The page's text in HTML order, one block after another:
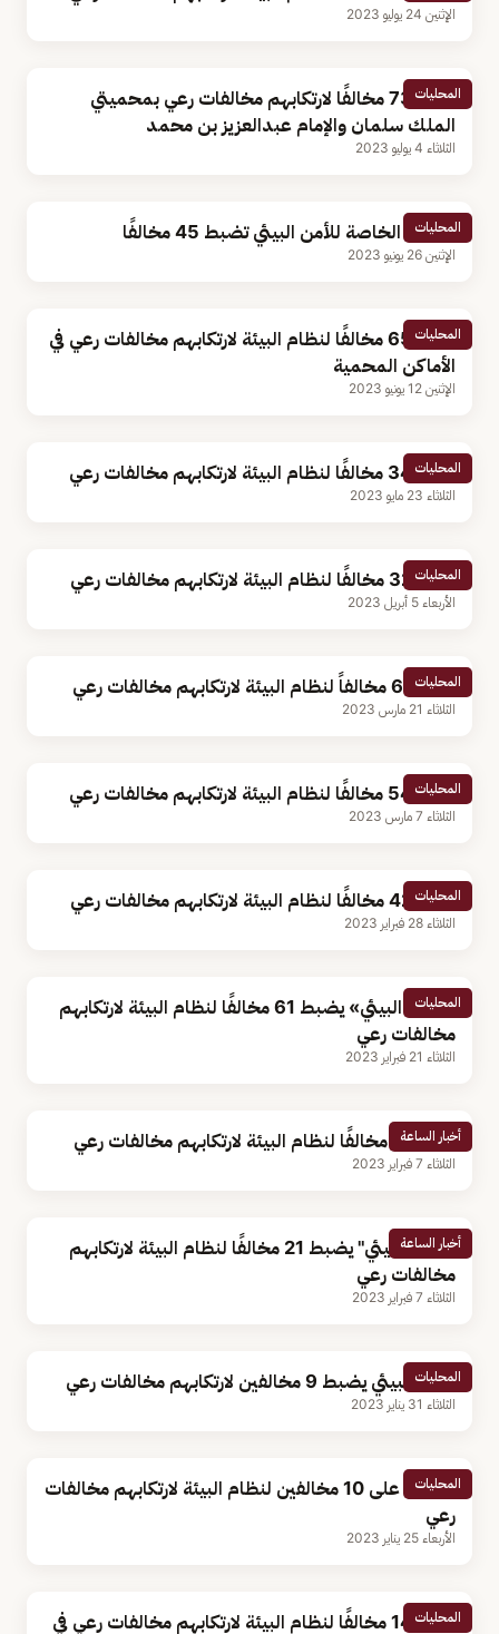
الإثنين 24 يوليو 2023
المحليات
ضبط 73 مخالفًا لارتكابهم مخالفات رعي بمحميتي
الملك سلمان والإمام عبدالعزيز بن محمد
الثلاثاء 4 يوليو 2023
المحليات
القوات الخاصة للأمن البيئي تضبط 45 مخالفًا
الإثنين 26 يونيو 2023
المحليات
ضبط 65 مخالفًا لنظام البيئة لارتكابهم مخالفات رعي في
الأماكن المحمية
الإثنين 12 يونيو 2023
المحليات
ضبط 34 مخالفًا لنظام البيئة لارتكابهم مخالفات رعي
الثلاثاء 23 مايو 2023
المحليات
الأربعاء 5 أبريل 2023
المحليات
ضبط 61 مخالفاً لنظام البيئة لارتكابهم مخالفات رعي
الثلاثاء 21 مارس 2023
المحليات
ضبط 54 مخالفًا لنظام البيئة لارتكابهم مخالفات رعي
الثلاثاء 7 مارس 2023
المحليات
ضبط 42 مخالفًا لنظام البيئة لارتكابهم مخالفات رعي
الثلاثاء 28 فبراير 2023
المحليات
«الأمن البيئي» يضبط 61 مخالفًا لنظام البيئة لارتكابهم
مخالفات رعي
الثلاثاء 21 فبراير 2023
أخبار الساعة
ضبط 21 مخالفًا لنظام البيئة لارتكابهم مخالفات رعي
الثلاثاء 7 فبراير 2023
أخبار الساعة
"الأمن البيئي" يضبط 21 مخالفًا لنظام البيئة لارتكابهم
مخالفات رعي
الثلاثاء 7 فبراير 2023
المحليات
الأمن البيئي يضبط 9 مخالفين لارتكابهم مخالفات رعي
الثلاثاء 31 يناير 2023
المحليات
القبض على 10 مخالفين لنظام البيئة لارتكابهم مخالفات
رعي
الأربعاء 25 يناير 2023
المحليات
ضبط 14 مخالفًا لنظام البيئة لارتكابهم مخالفات رعي في